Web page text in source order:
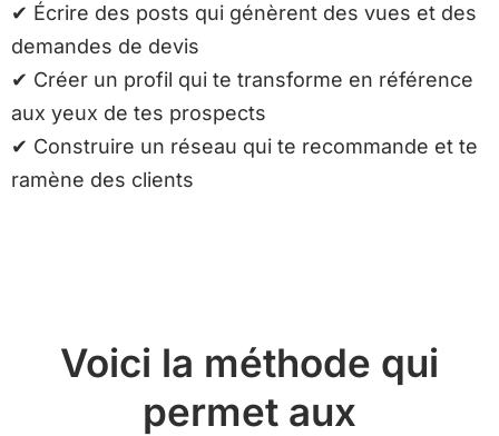
✔ Écrire des posts qui génèrent des vues et des
demandes de devis
✔ Créer un profil qui te transforme en référence
aux yeux de tes prospects
✔ Construire un réseau qui te recommande et te
ramène des clients
Voici la méthode qui
permet aux